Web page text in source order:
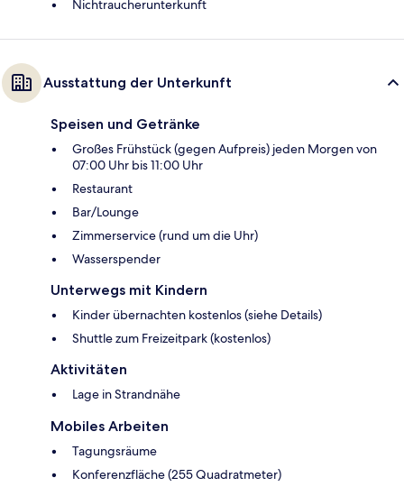
Nichtraucherunterkunft
Ausstattung der Unterkunft
Speisen und Getränke
Großes Frühstück (gegen Aufpreis) jeden Morgen von
07:00 Uhr bis 11:00 Uhr
Restaurant
Bar/Lounge
Zimmerservice (rund um die Uhr)
Wasserspender
Unterwegs mit Kindern
Kinder übernachten kostenlos (siehe Details)
Shuttle zum Freizeitpark (kostenlos)
Aktivitäten
Lage in Strandnähe
Mobiles Arbeiten
Tagungsräume
Konferenzfläche (255 Quadratmeter)